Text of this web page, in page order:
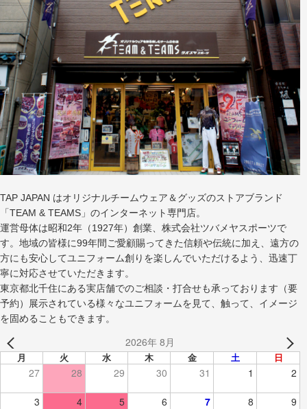
TAP JAPAN はオリジナルチームウェア＆グッズのストアブランド
「TEAM & TEAMS」のインターネット専門店。
運営母体は昭和2年（1927年）創業、株式会社ツバメヤスポーツで
す。地域の皆様に99年間ご愛顧賜ってきた信頼や伝統に加え、遠方の
方にも安心してユニフォーム創りを楽しんでいただけるよう、迅速丁
寧に対応させていただきます。
東京都北千住にある実店舗でのご相談・打合せも承っております（要
予約）展示されている様々なユニフォームを見て、触って、イメージ
を固めることもできます。
2026年 8月
月 火 水 木 金 土 日
27 28 29 30 31 1 2
3 4 5 6 7 8 9